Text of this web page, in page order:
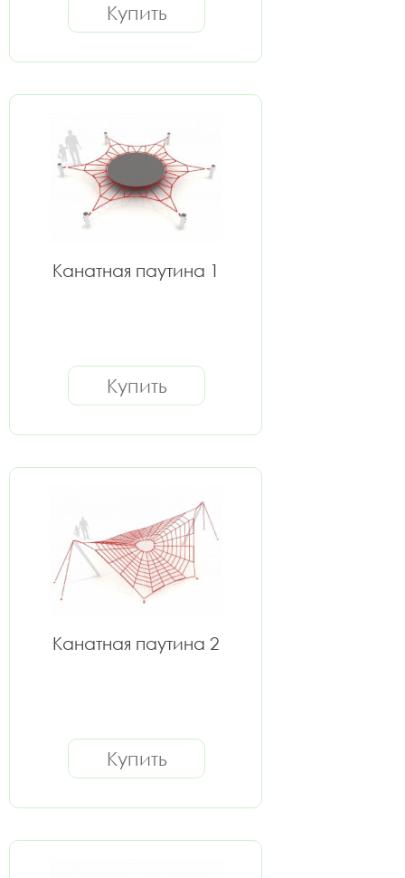
Купить
Канатная паутина 1
Купить
Канатная паутина 2
Купить